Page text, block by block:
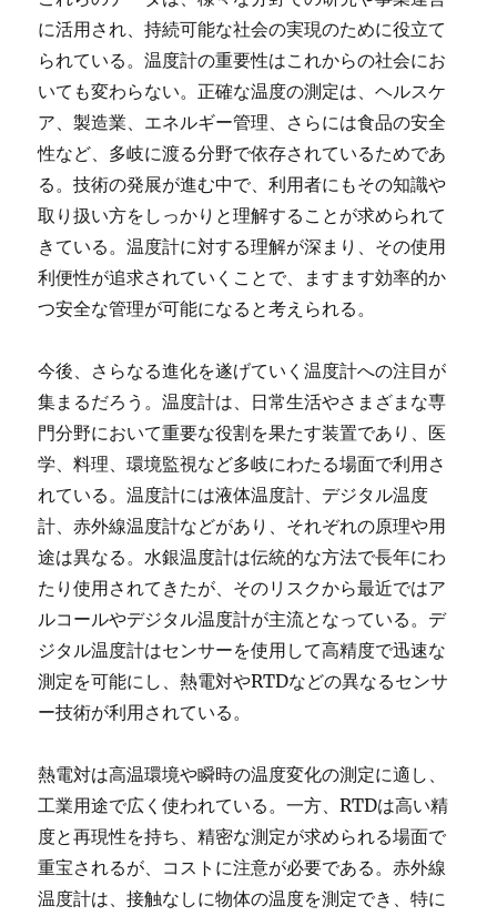
に活用され、持続可能な社会の実現のために役立て
られている。温度計の重要性はこれからの社会にお
いても変わらない。正確な温度の測定は、ヘルスケ
ア、製造業、エネルギー管理、さらには食品の安全
性など、多岐に渡る分野で依存されているためであ
る。技術の発展が進む中で、利用者にもその知識や
取り扱い方をしっかりと理解することが求められて
きている。温度計に対する理解が深まり、その使用
利便性が追求されていくことで、ますます効率的か
つ安全な管理が可能になると考えられる。
今後、さらなる進化を遂げていく温度計への注目が
集まるだろう。温度計は、日常生活やさまざまな専
門分野において重要な役割を果たす装置であり、医
学、料理、環境監視など多岐にわたる場面で利用さ
れている。温度計には液体温度計、デジタル温度
計、赤外線温度計などがあり、それぞれの原理や用
途は異なる。水銀温度計は伝統的な方法で長年にわ
たり使用されてきたが、そのリスクから最近ではア
ルコールやデジタル温度計が主流となっている。デ
ジタル温度計はセンサーを使用して高精度で迅速な
測定を可能にし、熱電対やRTDなどの異なるセンサ
ー技術が利用されている。
熱電対は高温環境や瞬時の温度変化の測定に適し、
工業用途で広く使われている。一方、RTDは高い精
度と再現性を持ち、精密な測定が求められる場面で
重宝されるが、コストに注意が必要である。赤外線
温度計は、接触なしに物体の温度を測定でき、特に